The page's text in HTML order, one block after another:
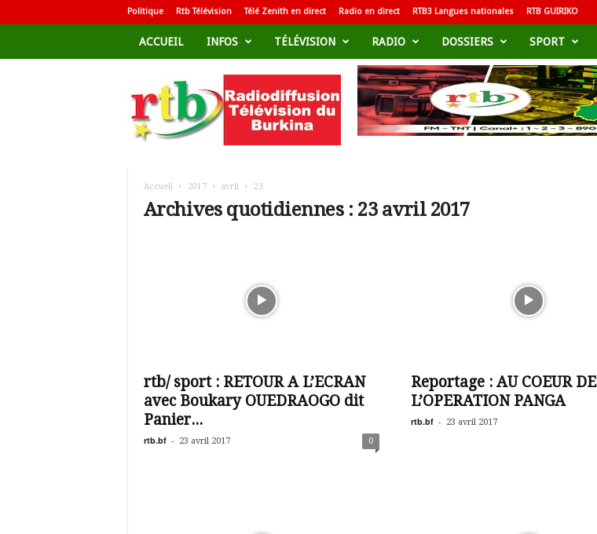
Politique Rtb Télévision Télé Zenith en direct Radio en direct RTB3 Langues nationales RTB GUIRIKO
ACCUEIL INFOS TÉLÉVISION RADIO DOSSIERS SPORT
d
i
Accueil 2017 avril 23
Archives quotidiennes : 23 avril 2017
rtb/ sport : RETOUR A L’ECRAN
avec Boukary OUEDRAOGO dit
Panier...
rtb.bf - 23 avril 2017 0
Reportage : AU COEUR DE
L’OPERATION PANGA
rtb.bf - 23 avril 2017